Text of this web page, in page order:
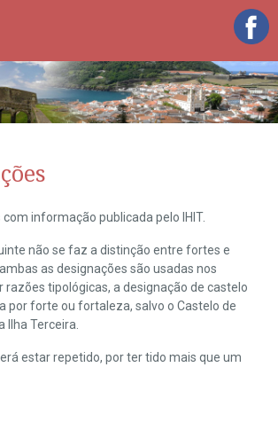
informação publicada pelo IHIT.
não se faz a distinção entre fortes e
as designações são usadas nos
razões tipológicas, a designação de castelo
por forte ou fortaleza, salvo o Castelo de
Ilha Terceira.
estar repetido, por ter tido mais que um